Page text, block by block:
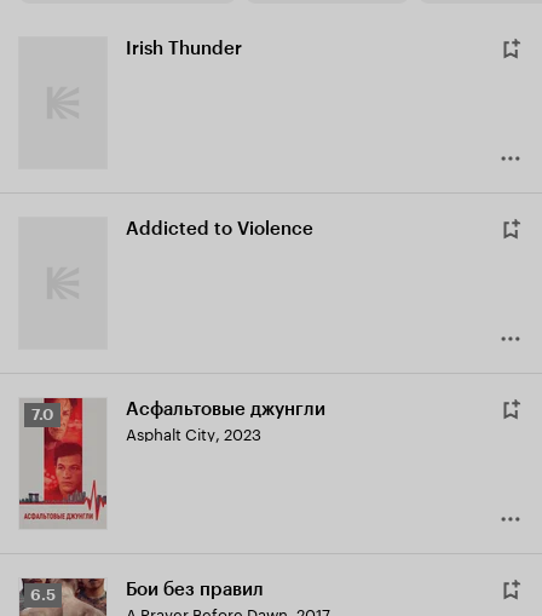
Irish Thunder
Addicted to Violence
Рейтинг
Кинопоиска
7.0
7.0 Асфальтовые джунгли
Asphalt City, 2023
Рейтинг
6.5 Бои без правил